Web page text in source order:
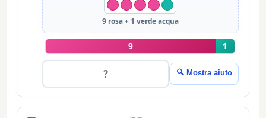
9 rosa + 1 verde acqua
9 1
🔍 Mostra aiuto